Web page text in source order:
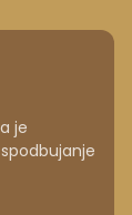
je